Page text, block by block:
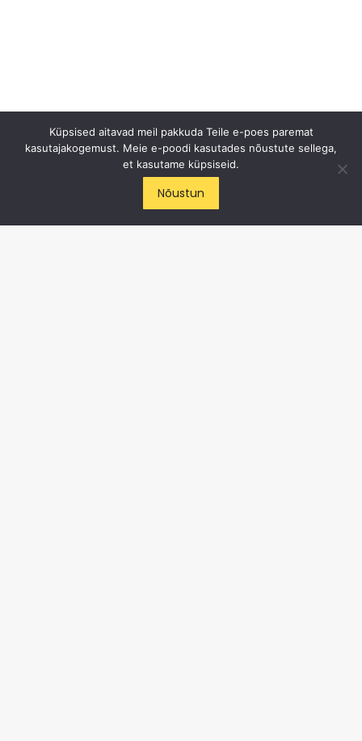
Küpsised aitavad meil pakkuda Teile e-poes paremat
kasutajakogemust. Meie e-poodi kasutades nõustute sellega,
et kasutame küpsiseid.
Nõustun